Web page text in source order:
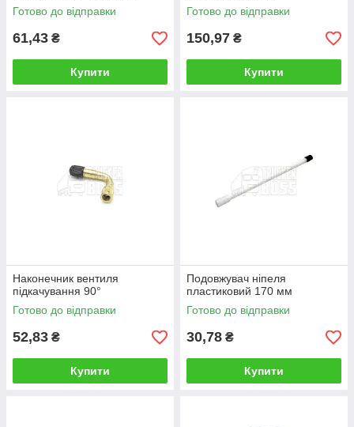
Готово до відправки
61,43 ₴
Купити
Готово до відправки
150,97 ₴
Купити
Наконечник вентиля
підкачування 90°
Готово до відправки
52,83 ₴
Купити
Подовжувач ніпеля
пластиковий 170 мм
Готово до відправки
30,78 ₴
Купити